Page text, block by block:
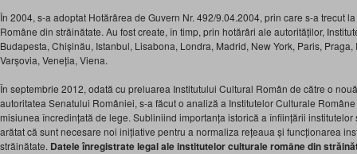
În 2004, s-a adoptat Hotărârea de Guvern Nr. 492/9.04.2004, prin care s-a trecut
Române din străinătate. Au fost create, în timp, prin hotărâri ale autorităților,
Budapesta, Chișinău, Istanbul, Lisabona, Londra, Madrid, New York, Paris, Praga,
Varșovia, Veneția, Viena.
În septembrie 2012, odată cu preluarea Institutului Cultural Român de către o
autoritatea Senatului României, s-a făcut o analiză a Institutelor Culturale
misiunea încredințată de lege. Subliniind importanța istorică a înființării
arătat că sunt necesare noi inițiative pentru a normaliza rețeaua și funcționarea
străinătate. Datele înregistrate legal ale institutelor culturale române din